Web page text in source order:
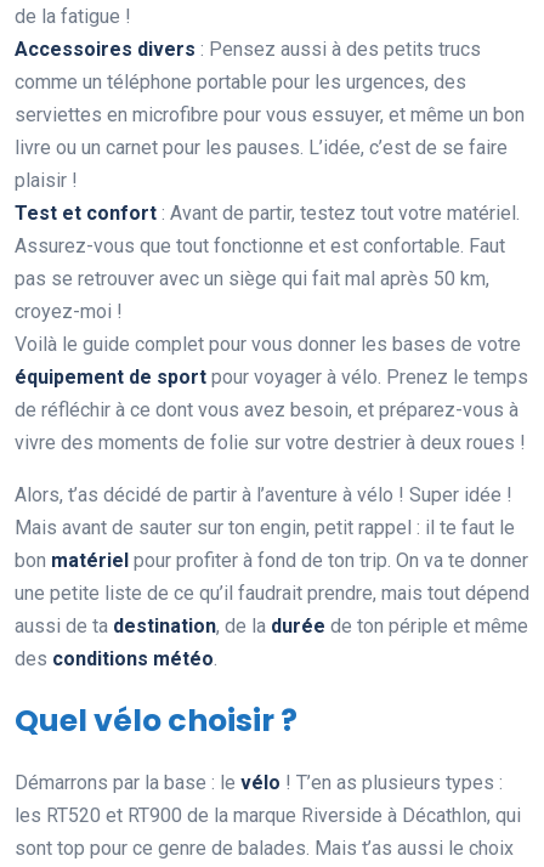
de la fatigue !
Accessoires divers : Pensez aussi à des petits trucs
comme un téléphone portable pour les urgences, des
serviettes en microfibre pour vous essuyer, et même un bon
livre ou un carnet pour les pauses. L’idée, c’est de se faire
plaisir !
Test et confort : Avant de partir, testez tout votre matériel.
Assurez-vous que tout fonctionne et est confortable. Faut
pas se retrouver avec un siège qui fait mal après 50 km,
croyez-moi !
Voilà le guide complet pour vous donner les bases de votre
équipement de sport pour voyager à vélo. Prenez le temps
de réfléchir à ce dont vous avez besoin, et préparez-vous à
vivre des moments de folie sur votre destrier à deux roues !
Alors, t’as décidé de partir à l’aventure à vélo ! Super idée !
Mais avant de sauter sur ton engin, petit rappel : il te faut le
bon matériel pour profiter à fond de ton trip. On va te donner
une petite liste de ce qu’il faudrait prendre, mais tout dépend
aussi de ta destination, de la durée de ton périple et même
des conditions météo
Quel vélo choisir ?
Démarrons par la base : le vélo ! T’en as plusieurs types :
les RT520 et RT900 de la marque Riverside à Décathlon, qui
sont top pour ce genre de balades. Mais t’as aussi le choix